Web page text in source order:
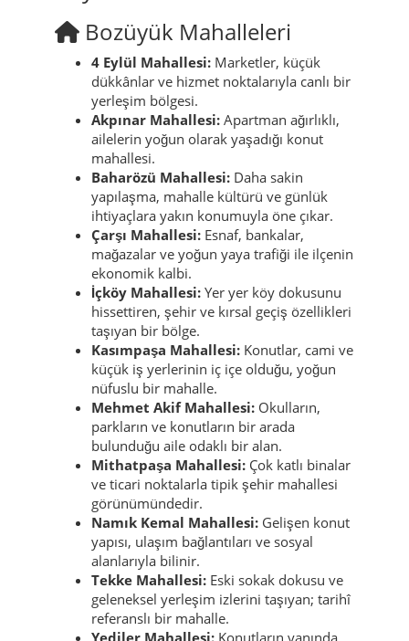
Bozüyük Mahalleleri
4 Eylül Mahallesi: Marketler, küçük
dükkânlar ve hizmet noktalarıyla canlı bir
yerleşim bölgesi.
Akpınar Mahallesi: Apartman ağırlıklı,
ailelerin yoğun olarak yaşadığı konut
mahallesi.
Baharözü Mahallesi: Daha sakin
yapılaşma, mahalle kültürü ve günlük
ihtiyaçlara yakın konumuyla öne çıkar.
Çarşı Mahallesi: Esnaf, bankalar,
mağazalar ve yoğun yaya trafiği ile ilçenin
ekonomik kalbi.
İçköy Mahallesi: Yer yer köy dokusunu
hissettiren, şehir ve kırsal geçiş özellikleri
taşıyan bir bölge.
Kasımpaşa Mahallesi: Konutlar, cami ve
küçük iş yerlerinin iç içe olduğu, yoğun
nüfuslu bir mahalle.
Mehmet Akif Mahallesi: Okulların,
parkların ve konutların bir arada
bulunduğu aile odaklı bir alan.
Mithatpaşa Mahallesi: Çok katlı binalar
ve ticari noktalarla tipik şehir mahallesi
görünümündedir.
Namık Kemal Mahallesi: Gelişen konut
yapısı, ulaşım bağlantıları ve sosyal
alanlarıyla bilinir.
Tekke Mahallesi: Eski sokak dokusu ve
geleneksel yerleşim izlerini taşıyan; tarihî
referanslı bir mahalle.
Yediler Mahallesi: Konutların yanında